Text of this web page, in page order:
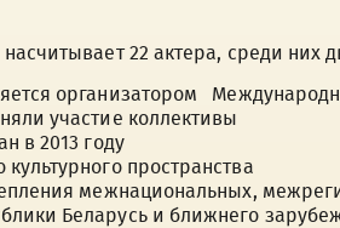
насчитывает 22 актера, среди
организатором
участие коллективы
в 2013 году
пространства
межнациональных,
Беларусь и ближнего